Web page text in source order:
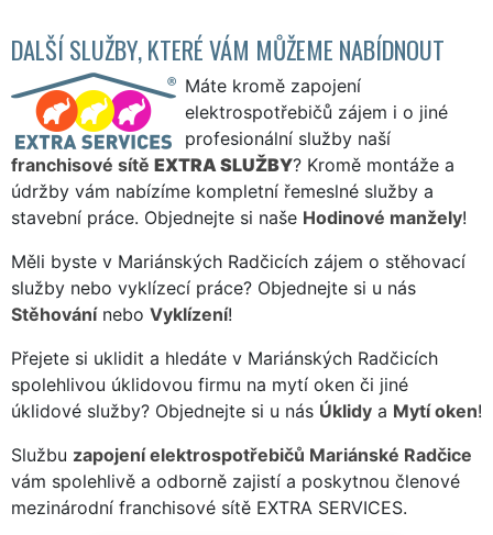
DALŠÍ SLUŽBY, KTERÉ VÁM MŮŽEME NABÍDNOUT
Máte kromě zapojení
elektrospotřebičů zájem i o jiné
profesionální služby naší
franchisové sítě EXTRA SLUŽBY? Kromě montáže a
údržby vám nabízíme kompletní řemeslné služby a
stavební práce. Objednejte si naše Hodinové manžely!
Měli byste v Mariánských Radčicích zájem o stěhovací
služby nebo vyklízecí práce? Objednejte si u nás
Stěhovánínebo Vyklízení!
Přejete si uklidit a hledáte v Mariánských Radčicích
spolehlivou úklidovou firmu na mytí oken či jiné
úklidové služby? Objednejte si u nás Úklidy a Mytí oken!
Službu zapojení elektrospotřebičů Mariánské Radčice
vám spolehlivě a odborně zajistí a poskytnou členové
mezinárodní franchisové sítě EXTRA SERVICES.